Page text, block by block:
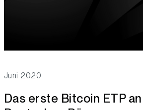
Juni 2020
Das erste Bitcoin ETP